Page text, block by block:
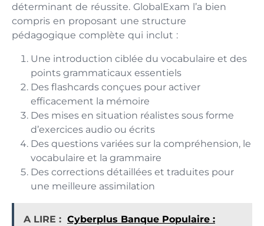
déterminant de réussite. GlobalExam l’a bien
compris en proposant une structure
pédagogique complète qui inclut :
Une introduction ciblée du vocabulaire et des
points grammaticaux essentiels
Des flashcards conçues pour activer
efficacement la mémoire
Des mises en situation réalistes sous forme
d’exercices audio ou écrits
Des questions variées sur la compréhension, le
vocabulaire et la grammaire
Des corrections détaillées et traduites pour
une meilleure assimilation
A LIRE : Cyberplus Banque Populaire :